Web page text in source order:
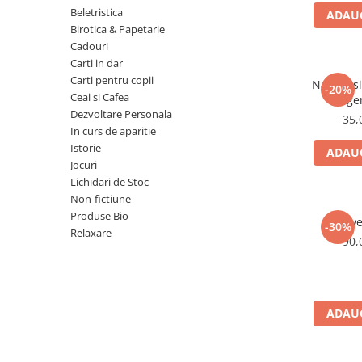
Numerologie
Paranormal
Parapsihologie
ReConnect
ScienceConnection
SelfConnect
Beletristica
Birotica & Papetarie
Cadouri
Carti in dar
Carti pentru copii
Ceai si Cafea
Dezvoltare Personala
In curs de aparitie
Istorie
Jocuri
Lichidari de Stoc
Non-fictiune
Produse Bio
Relaxare
-20%
Natura
-30%